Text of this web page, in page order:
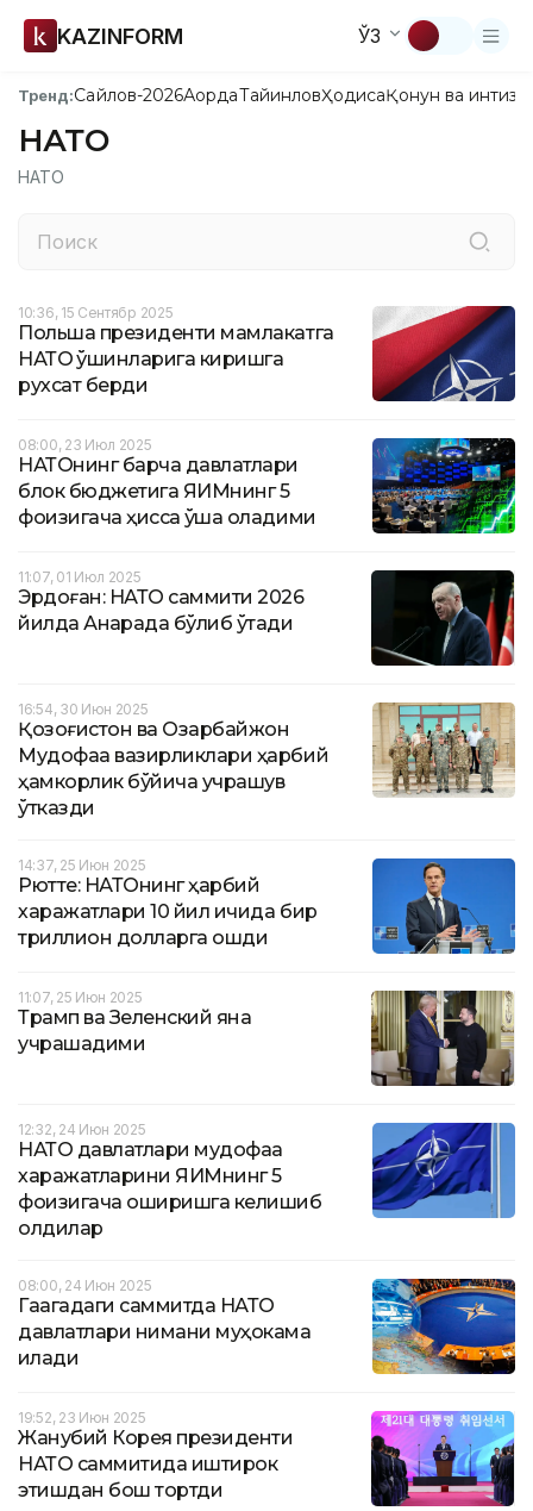
KAZINFORM ЎЗ
Тренд:Сайлов-2026АқордаТайинловҲодисаҚонун ва
НАТО
НАТО
10:36, 15 Сентябр 2025
Польша президенти мамлакатга
НАТО қўшинларига киришга
рухсат берди
08:00, 23 Июл 2025
НАТОнинг барча давлатлари
блок бюджетига ЯИМнинг 5
фоизигача ҳисса қўша оладими
11:07, 01 Июл 2025
Эрдоған: НАТО саммити 2026
йилда Анқарада бўлиб ўтади
16:54, 30 Июн 2025
Қозоғистон ва Озарбайжон
Мудофаа вазирликлари ҳарбий
ҳамкорлик бўйича учрашув
ўтказди
14:37, 25 Июн 2025
Рютте: НАТОнинг ҳарбий
харажатлари 10 йил ичида бир
триллион долларга ошди
11:07, 25 Июн 2025
Трамп ва Зеленский яна
учрашадими
12:32, 24 Июн 2025
НАТО давлатлари мудофаа
харажатларини ЯИМнинг 5
фоизигача оширишга келишиб
олдилар
08:00, 24 Июн 2025
Гаагадаги саммитда НАТО
давлатлари нимани муҳокама
қилади
19:52, 23 Июн 2025
Жанубий Корея президенти
НАТО саммитида иштирок
этишдан бош тортди